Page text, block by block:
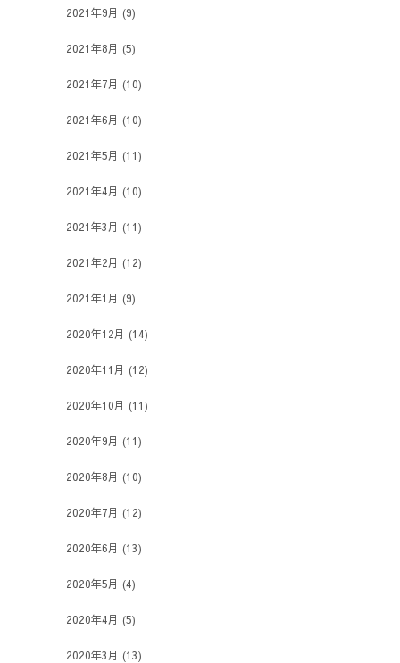
2021年9月 (9)
2021年8月 (5)
2021年7月 (10)
2021年6月 (10)
2021年5月 (11)
2021年4月 (10)
2021年3月 (11)
2021年2月 (12)
2021年1月 (9)
2020年12月 (14)
2020年11月 (12)
2020年10月 (11)
2020年9月 (11)
2020年8月 (10)
2020年7月 (12)
2020年6月 (13)
2020年5月 (4)
2020年4月 (5)
2020年3月 (13)